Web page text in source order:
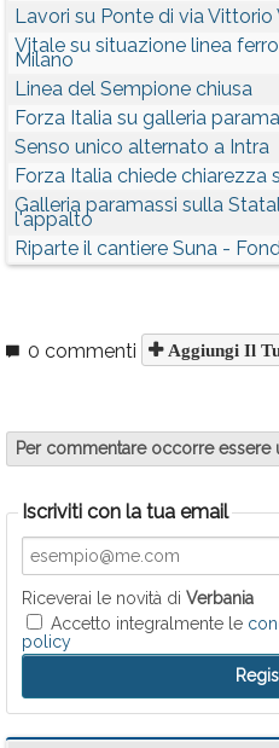
Lavori su Ponte di via Vittorio
Vitale su situazione linea
Milano
Linea del Sempione chiusa
Forza Italia su galleria
Senso unico alternato a Intra
Forza Italia chiede chiarezza
Galleria paramassi sulla
l'appalto
Riparte il cantiere Suna -
0 commenti Aggiungi Il
Per commentare occorre essere
Iscriviti con la tua email
Riceverai le novità di Verbania
Accetto integralmente le
policy